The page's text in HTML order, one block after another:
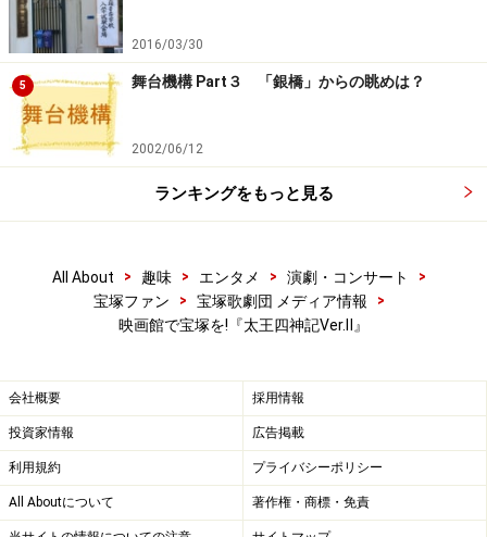
2016/03/30
5 舞台機構 Part３ 「銀橋」からの眺めは？
2002/06/12
ランキングをもっと見る
All About > 趣味 > エンタメ > 演劇・コンサート
>
宝塚ファン
> 宝塚歌劇団 メディア情報
>
映画館で宝塚を!『太王四神記Ver.Ⅱ』
会社概要 採用情報
投資家情報 広告掲載
利用規約 プライバシーポリシー
All Aboutについて 著作権・商標・免責